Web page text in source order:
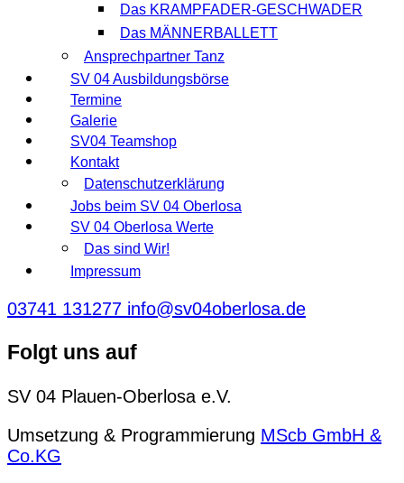
Das KRAMPFADER-GESCHWADER
Das MÄNNERBALLETT
Ansprechpartner Tanz
SV 04 Ausbildungsbörse
Termine
Galerie
SV04 Teamshop
Kontakt
Datenschutzerklärung
Jobs beim SV 04 Oberlosa
SV 04 Oberlosa Werte
Das sind Wir!
Impressum
03741 131277 info@sv04oberlosa.de
Folgt uns auf
SV 04 Plauen-Oberlosa e.V.
Umsetzung & Programmierung MScb GmbH &
Co.KG